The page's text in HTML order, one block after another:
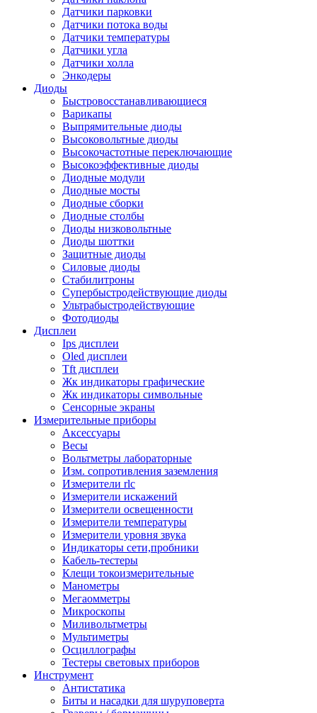
Датчики парковки
Датчики потока воды
Датчики температуры
Датчики угла
Датчики холла
Энкодеры
Диоды
Быстровосстанавливающиеся
Варикапы
Выпрямительные диоды
Высоковольтные диоды
Высокочастотные переключающие
Высокоэффективные диоды
Диодные модули
Диодные мосты
Диодные сборки
Диодные столбы
Диоды низковольтные
Диоды шоттки
Защитные диоды
Силовые диоды
Стабилитроны
Супербыстродействующие диоды
Ультрабыстродействующие
Фотодиоды
Дисплеи
Ips дисплеи
Oled дисплеи
Tft дисплеи
Жк индикаторы графические
Жк индикаторы символьные
Сенсорные экраны
Измерительные приборы
Аксессуары
Весы
Вольтметры лабораторные
Изм. сопротивления заземления
Измерители rlc
Измерители искажений
Измерители освещенности
Измерители температуры
Измерители уровня звука
Индикаторы сети,пробники
Кабель-тестеры
Клещи токоизмерительные
Манометры
Мегаомметры
Микроскопы
Миливольтметры
Мультиметры
Осциллографы
Тестеры световых приборов
Инструмент
Антистатика
Биты и насадки для шуруповерта